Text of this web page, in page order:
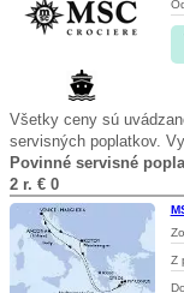
Všetky ceny sú
servisných poplatkov.
Povinné servisné
2 r. € 0
Z